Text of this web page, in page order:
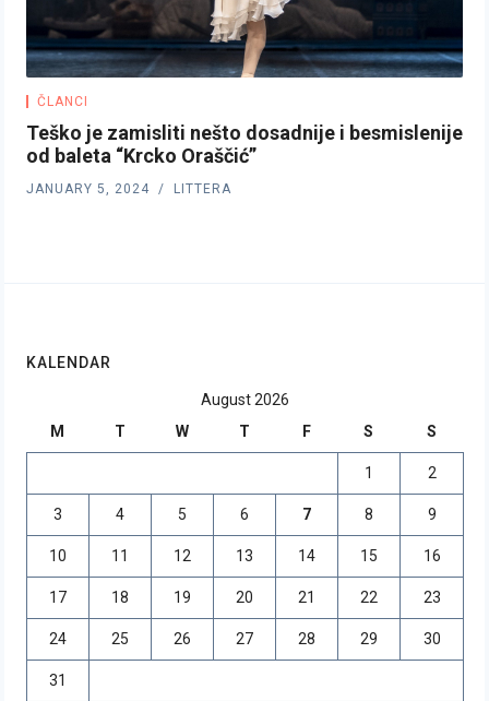
ČLANCI
Teško je zamisliti nešto dosadnije i besmislenije
od baleta “Krcko Oraščić”
JANUARY 5, 2024 LITTERA
KALENDAR
August 2026
M
T W T F S S
1 2
3 4 5 6 7 8 9
10 11 12 13 14 15 16
17 18 19 20 21 22 23
24 25 26 27 28 29 30
31